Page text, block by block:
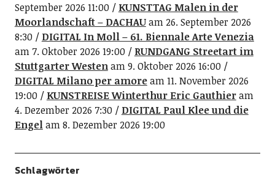
September 2026 11:00
KUNSTTAG Malen in der
Moorlandschaft – DACHAUam 26. September 2026
8:30
DIGITAL In Moll – 61. Biennale Arte Venezia
am 7. Oktober 2026 19:00
RUNDGANG Streetart im
Stuttgarter Westenam 9. Oktober 2026 16:00
DIGITAL Milano per amoream 11. November 2026
19:00
KUNSTREISE Winterthur Eric Gauthieram
4. Dezember 2026 7:30
DIGITAL Paul Klee und die
Engelam 8. Dezember 2026 19:00
Schlagwörter